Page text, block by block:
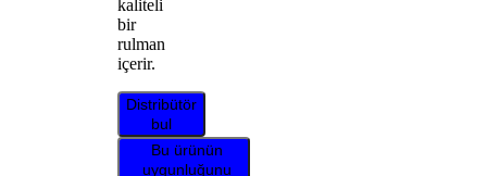
kaliteli
bir
rulman
içerir.
Distribütör
bul
Bu ürünün
uygunluğunu